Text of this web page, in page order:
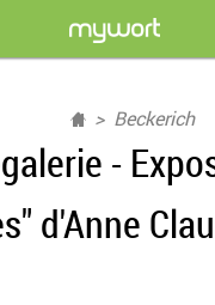
Beckerich
-
d'Anne